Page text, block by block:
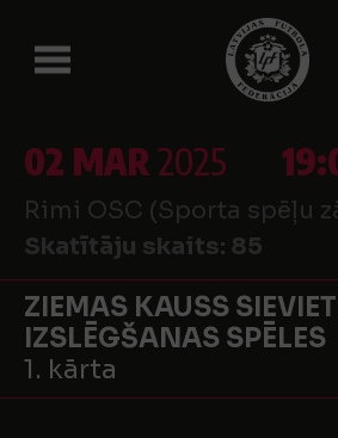
02 MAR2025
Rimi OSC (Sporta spēļu
Skatītāju skaits: 85
ZIEMAS KAUSS
IZSLĒGŠANAS SPĒLES
1. kārta